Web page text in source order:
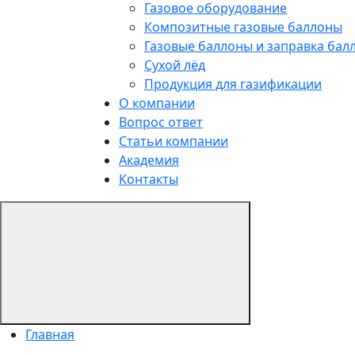
Газовое оборудование
Композитные газовые баллоны
Газовые баллоны и заправка
Сухой лёд
Продукция для газификации
О компании
Вопрос ответ
Статьи компании
Академия
Контакты
Главная